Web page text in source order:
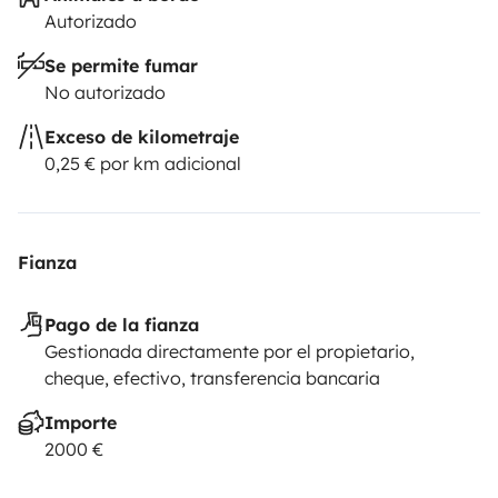
Autorizado
Se permite fumar
No autorizado
Exceso de kilometraje
0,25 € por km adicional
Fianza
Pago de la fianza
Gestionada directamente por el propietario,
cheque, efectivo, transferencia bancaria
Importe
2000 €